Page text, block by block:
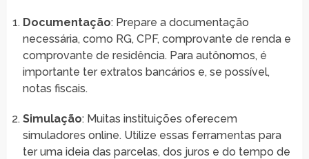
Documentação: Prepare a documentação
necessária, como RG, CPF, comprovante de renda e
comprovante de residência. Para autônomos, é
importante ter extratos bancários e, se possível,
notas fiscais.
Simulação: Muitas instituições oferecem
simuladores online. Utilize essas ferramentas para
ter uma ideia das parcelas, dos juros e do tempo de